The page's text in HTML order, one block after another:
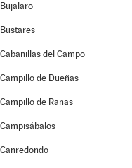
Bujalaro
Bustares
Cabanillas del Campo
Campillo de Dueñas
Campillo de Ranas
Campisábalos
Canredondo